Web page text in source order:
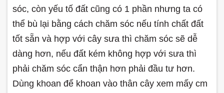
sóc, còn yếu tố đất cũng có 1 phần nhưng ta có
thể bù lại bằng cách chăm sóc nếu tính chất đất
tốt sẵn và hợp với cây sưa thì chăm sóc sẽ dễ
dàng hơn, nếu đất kém không hợp với sưa thì
phải chăm sóc cẩn thận hơn phải đầu tư hơn.
Dùng khoan để khoan vào thân cây xem mấy cm